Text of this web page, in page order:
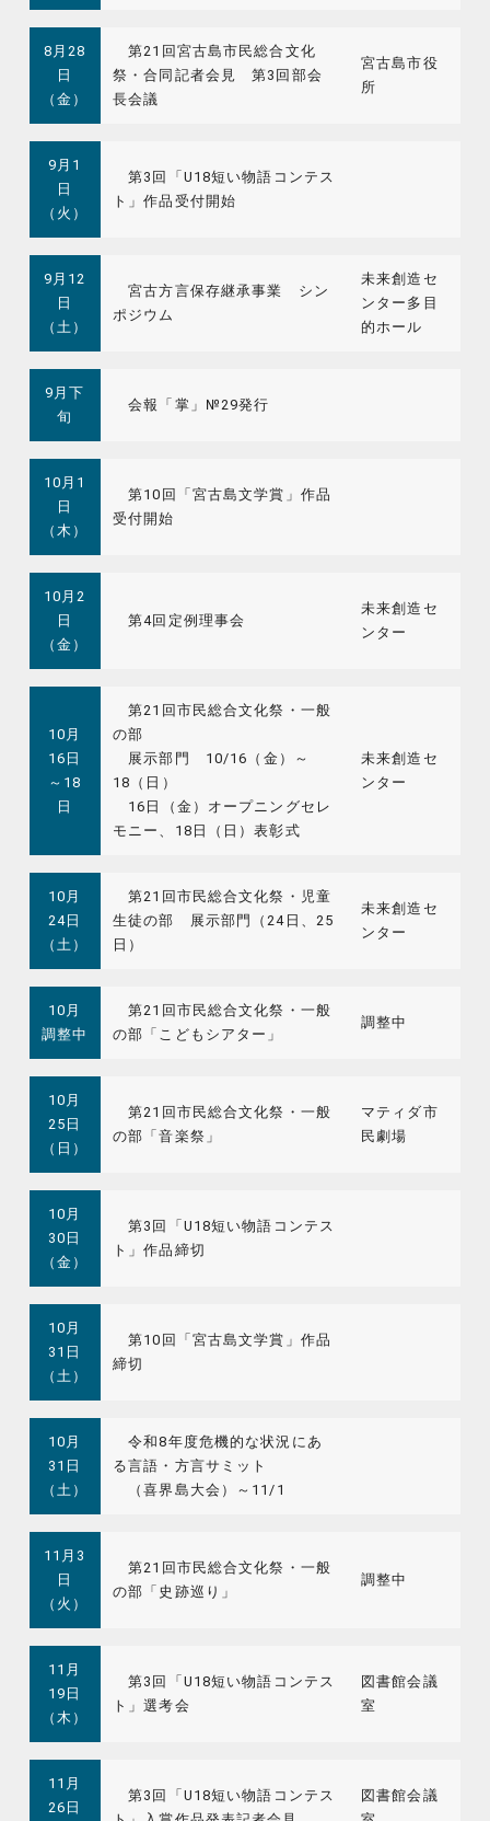
8月28
日
（金）
第21回宮古島市民総合文化
祭・合同記者会見 第3回部会
長会議
宮古島市役
所
9月1
日
（火）
第3回「U18短い物語コンテス
ト」作品受付開始
9月12
日
（土）
宮古方言保存継承事業 シン
ポジウム
未来創造セ
ンター多目
的ホール
9月下
旬
会報「掌」№29発行
10月1
日
（木）
第10回「宮古島文学賞」作品
受付開始
10月2
日
（金）
第4回定例理事会
未来創造セ
ンター
10月
16日
～18
日
第21回市民総合文化祭・一般
の部
展示部門 10/16（金）～
18（日）
16日（金）オープニングセレ
モニー、18日（日）表彰式
未来創造セ
ンター
10月
24日
（土）
第21回市民総合文化祭・児童
生徒の部 展示部門（24日、25
日）
未来創造セ
ンター
10月
調整中
第21回市民総合文化祭・一般
の部「こどもシアター」
調整中
10月
25日
（日）
第21回市民総合文化祭・一般
の部「音楽祭」
マティダ市
民劇場
10月
30日
（金）
第3回「U18短い物語コンテス
ト」作品締切
10月
31日
（土）
第10回「宮古島文学賞」作品
締切
10月
31日
（土）
令和8年度危機的な状況にあ
る言語・方言サミット
（喜界島大会）～11/1
11月3
日
（火）
第21回市民総合文化祭・一般
の部「史跡巡り」
調整中
11月
19日
（木）
第3回「U18短い物語コンテス
ト」選考会
図書館会議
室
11月
26日
第3回「U18短い物語コンテス
図書館会議